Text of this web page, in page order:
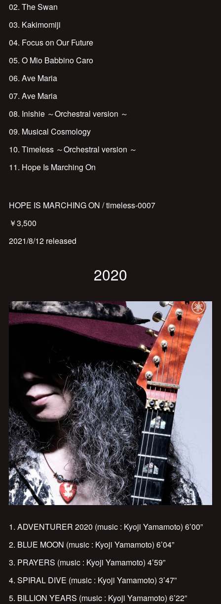
02. The Swan
03. Kakimomiji
04. Focus on Our Future
05. O Mio Babbino Caro
06. Ave Maria
07. Ave Maria
08. Inishie ～Orchestral version ～
09. Musical Cosmology
10. Timeless ～Orchestral version ～
11. Hope Is Marching On
HOPE IS MARCHING ON / timeless-0007
￥3,500
2021/8/12 released
2020
1. ADVENTURER 2020 (music : Kyoji Yamamoto) 6’00”
2. BLUE MOON (music : Kyoji Yamamoto) 6’04”
3. PRAYERS (music : Kyoji Yamamoto) 4’59”
4. SPIRAL DIVE (music : Kyoji Yamamoto) 3’47”
5. BILLION YEARS (music : Kyoji Yamamoto) 6’22”